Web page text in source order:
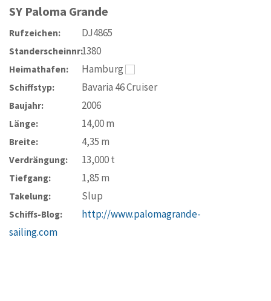
SY Paloma Grande
Rufzeichen: DJ4865
Standerscheinnr:1380
Heimathafen: Hamburg
Schiffstyp: Bavaria 46 Cruiser
Baujahr: 2006
Länge: 14,00m
Breite: 4,35 m
Verdrängung: 13,000t
Tiefgang: 1,85 m
Takelung: Slup
Schiffs-Blog:
http://www.palomagrande-
sailing.com